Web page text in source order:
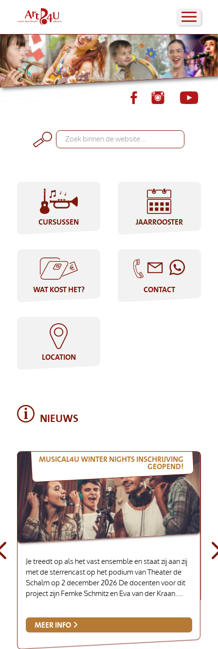
CURSUSSEN JAARROOSTER
WAT KOST HET? CONTACT
LOCATION
NIEUWS
MUSICAL4U WINTER NIGHTS INSCHRIJVING
GEOPEND!
Je treedt op als het vast ensemble en staat zij aan zij
met de sterrencast op het podium van Theater de
Schalm op 2 december 2026 De docenten voor dit
project zijn Femke Schmitz en Eva van der Kraan....
MEER INFO